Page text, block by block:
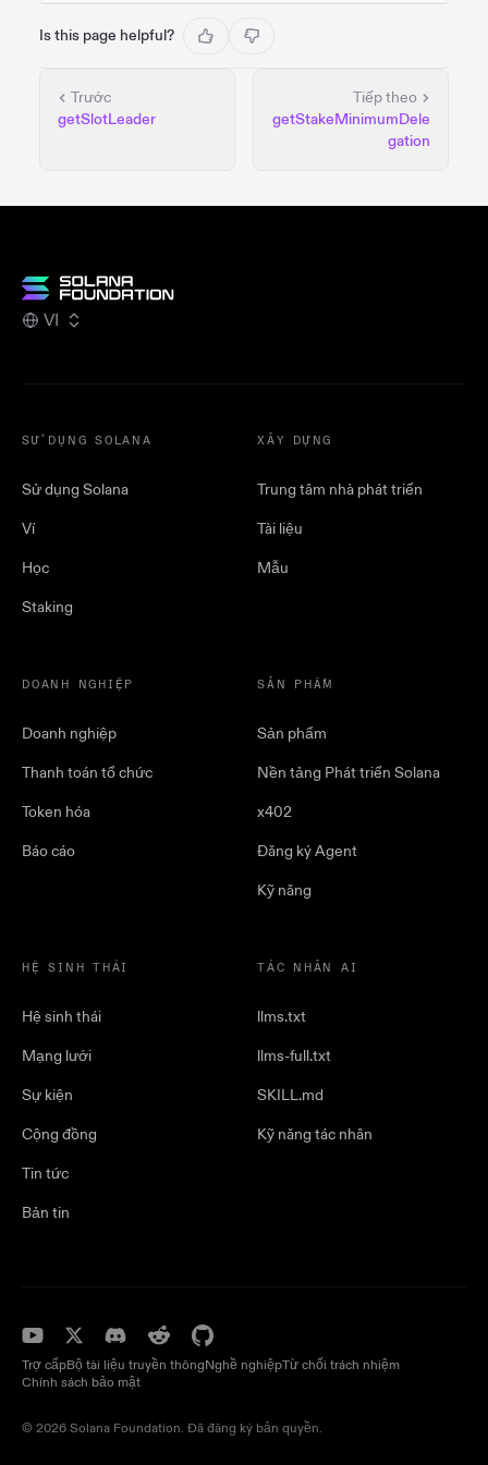
Is this page helpful?
Trước
getSlotLeader
Tiếp theo
getStakeMinimumDele
gation
VI
SỬ DỤNG SOLANA
Sử dụng Solana
Ví
Học
Staking
XÂY DỰNG
Trung tâm nhà phát triển
Tài liệu
Mẫu
DOANH NGHIỆP
Doanh nghiệp
Thanh toán tổ chức
Token hóa
Báo cáo
SẢN PHẨM
Sản phẩm
Nền tảng Phát triển Solana
x402
Đăng ký Agent
Kỹ năng
HỆ SINH THÁI
Hệ sinh thái
Mạng lưới
Sự kiện
Cộng đồng
Tin tức
Bản tin
TÁC NHÂN AI
llms.txt
llms-full.txt
SKILL.md
Kỹ năng tác nhân
Trợ cấpBộ tài liệu truyền thôngNghề nghiệpTừ chối trách nhiệm
Chính sách bảo mật
© 2026 Solana Foundation. Đã đăng ký bản quyền.